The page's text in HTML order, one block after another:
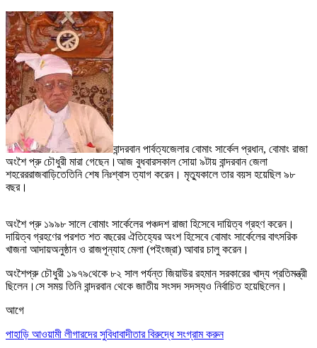
বান্দরবান পার্বত্যজেলার বোমাং সার্কেল প্রধান, বোমাং রাজা
অংশৈ প্রু চৌধুরী মারা গেছেন। আজ বুধবারসকাল সোয়া ৯টায় বান্দরবানজেলা
শহরেররাজবাড়িতেতিনি শেষ নিঃশ্বাস ত্যাগ করেন। মৃত্যুকালেতার বয়স হয়েছিল ৯৮
বছর।
অংশৈ প্রু ১৯৯৮ সালে বোমাং সার্কেলের পঞ্চদশ রাজা হিসেবে দায়িত্ব গ্রহণ করেন।
দায়িত্ব গ্রহণের পরশত শত বছরের ঐতিহ্যের অংশ হিসেবে বোমাং সার্কেলের বাৎসরিক
খাজনা আদায়অনুষ্ঠান ও রাজপূন্যাহ মেলা (পইংজ্রা) আবার চালু করেন।
অংশৈপ্রুচৌধুরী ১৯৭৯থেকে ৮২ সাল পর্যন্ত জিয়াউর রহমান সরকারের খাদ্য প্রতিমন্ত্রী
ছিলেন। সে সময় তিনি বান্দরবান থেকে জাতীয় সংসদ সদস্যও নির্বাচিত হয়েছিলেন।
আগে
পাহাড়ি আওয়ামী লীগারদের সুবিধাবাদীতার বিরুদ্ধে সংগ্রাম করুন